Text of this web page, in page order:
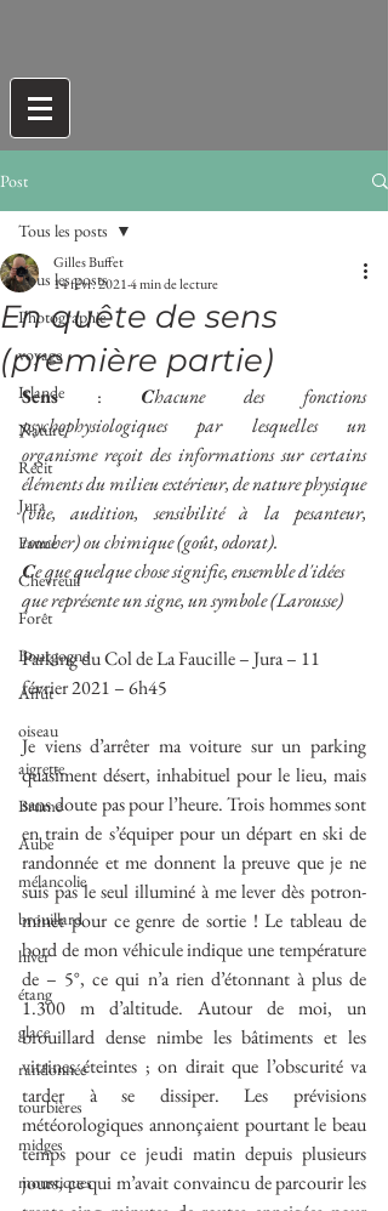
Post
Tous les posts
Photographie
voyage
Irlande
Nature
Récit
Jura
Faune
Chevreuil
Forêt
Bourgogne
Affût
oiseau
aigrette
Brume
Aube
mélancolie
brouillard
hiver
étang
glace
randonnée
tourbières
midges
moustiques
Tous les posts
En quête de sens
(première partie)
Gilles Buffet
14 févr. 20214 min de lecture
Sens : Chacune des fonctions
psychophysiologiques par lesquelles un
organisme reçoit des informations sur certains
éléments du milieu extérieur, de nature physique
(vue, audition, sensibilité à la pesanteur,
toucher) ou chimique (goût, odorat).
Ce que quelque chose signifie, ensemble d'idées
que représente un signe, un symbole (Larousse)
Parking du Col de La Faucille – Jura – 11
février 2021 – 6h45
Je viens d’arrêter ma voiture sur un parking
quasiment désert, inhabituel pour le lieu, mais
sans doute pas pour l’heure. Trois hommes sont
en train de s’équiper pour un départ en ski de
randonnée et me donnent la preuve que je ne
suis pas le seul illuminé à me lever dès potron-
minet pour ce genre de sortie ! Le tableau de
bord de mon véhicule indique une température
de – 5°, ce qui n’a rien d’étonnant à plus de
1.300 m d’altitude. Autour de moi, un
brouillard dense nimbe les bâtiments et les
vitrines éteintes ; on dirait que l’obscurité va
tarder à se dissiper. Les prévisions
météorologiques annonçaient pourtant le beau
temps pour ce jeudi matin depuis plusieurs
jours, ce qui m’avait convaincu de parcourir les